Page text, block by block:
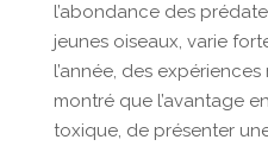
l’abondance des
jeunes oiseaux, varie
l’année, des
montré que l’avantage
toxique, de présenter